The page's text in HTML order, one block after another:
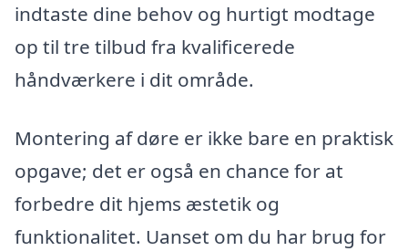
indtaste dine behov og hurtigt modtage
op til tre tilbud fra kvalificerede
håndværkere i dit område.
Montering af døre er ikke bare en praktisk
opgave; det er også en chance for at
forbedre dit hjems æstetik og
funktionalitet. Uanset om du har brug for